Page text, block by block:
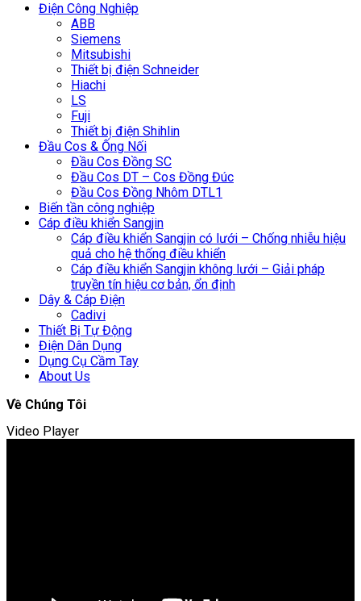
Điện Công Nghiệp
ABB
Siemens
Mitsubishi
Thiết bị điện Schneider
Hiachi
LS
Fuji
Thiết bị điện Shihlin
Đầu Cos & Ống Nối
Đầu Cos Đồng SC
Đầu Cos DT – Cos Đồng Đúc
Đầu Cos Đồng Nhôm DTL1
Biến tần công nghiệp
Cáp điều khiển Sangjin
Cáp điều khiển Sangjin có lưới – Chống nhiễu hiệu
quả cho hệ thống điều khiển
Cáp điều khiển Sangjin không lưới – Giải pháp
truyền tín hiệu cơ bản, ổn định
Dây & Cáp Điện
Cadivi
Thiết Bị Tự Động
Điện Dân Dụng
Dụng Cụ Cầm Tay
About Us
Về Chúng Tôi
Video Player